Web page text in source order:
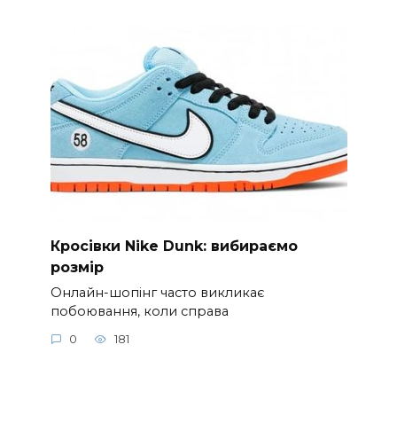
Кросівки Nike Dunk: вибираємо
розмір
Онлайн-шопінг часто викликає
побоювання, коли справа
0 181